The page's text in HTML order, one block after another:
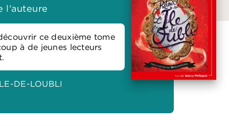
l'auteure
ce deuxième tome
à de jeunes lecteurs
DE-LOUBLI